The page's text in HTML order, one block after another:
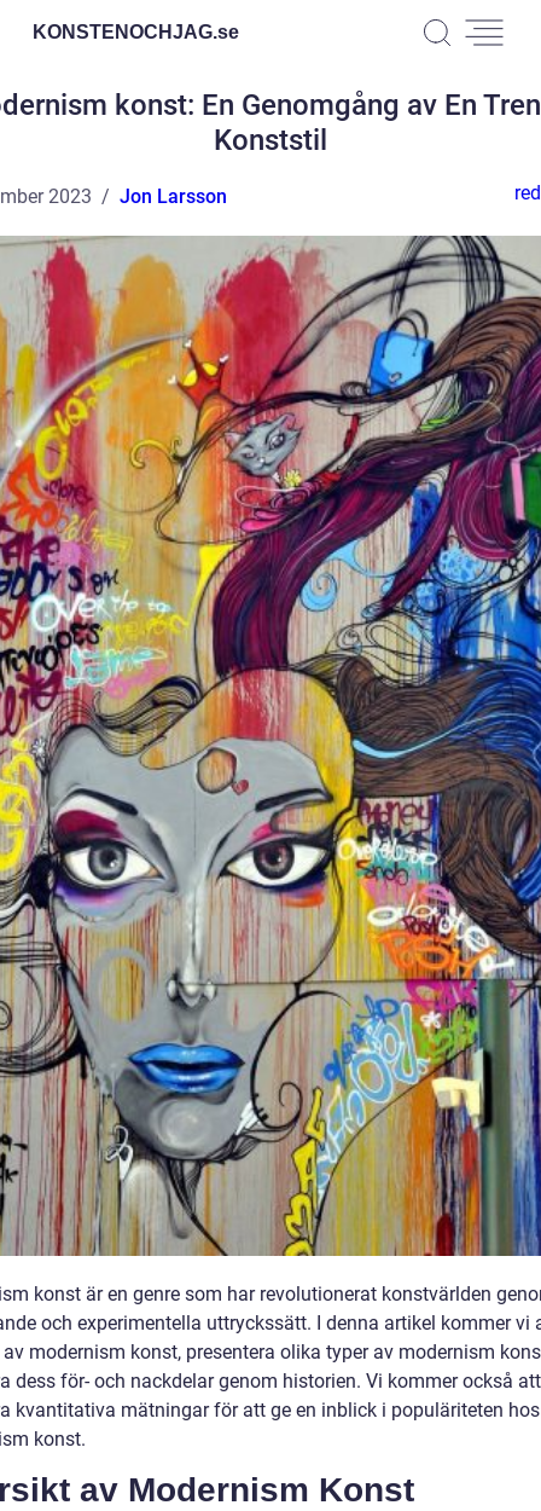
KONSTENOCHJAG.se
konst: En Genomgång av En
Konststil
2023 Jon Larsson
konst är en genre som har revolutionerat konstvärlden
och experimentella uttryckssätt. I denna artikel kommer vi
modernism konst, presentera olika typer av modernism
dess för- och nackdelar genom historien. Vi kommer också att
kvantitativa mätningar för att ge en inblick i populäriteten hos
konst.
av Modernism Konst